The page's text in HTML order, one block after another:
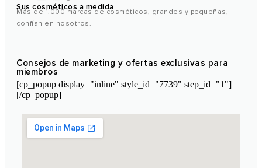
Sus cosméticos a medida
Más de 1.000 marcas de cosméticos, grandes y pequeñas,
confían en nosotros.
Consejos de marketing y ofertas exclusivas para
miembros
[cp_popup display="inline" style_id="7739" step_id="1"]
[/cp_popup]